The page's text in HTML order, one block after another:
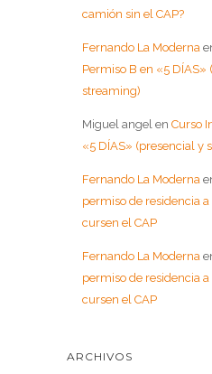
camión sin el CAP?
Fernando La Moderna
Permiso B en «5 DÍAS»
streaming)
Miguel angel en Curso
«5 DÍAS» (presencial y
Fernando La Moderna
permiso de residencia
cursen el CAP
Fernando La Moderna
permiso de residencia
cursen el CAP
ARCHIVOS